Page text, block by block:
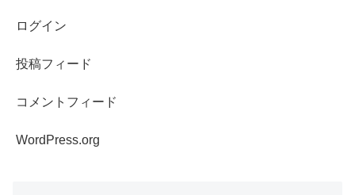
ログイン
投稿フィード
コメントフィード
WordPress.org